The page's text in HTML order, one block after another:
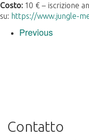
Costo: 10 € – iscrizione
su: https://www.jungle-
Previous
Contatto